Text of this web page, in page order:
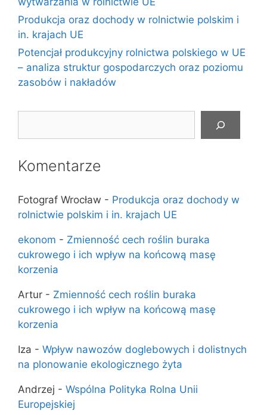
Produkcja oraz dochody w rolnictwie polskim i
in. krajach UE
Potencjał produkcyjny rolnictwa polskiego w UE
– analiza struktur gospodarczych oraz poziomu
zasobów i nakładów
Komentarze
Fotograf Wrocław - Produkcja oraz dochody w
rolnictwie polskim i in. krajach UE
ekonom - Zmienność cech roślin buraka
cukrowego i ich wpływ na końcową masę
korzenia
Artur - Zmienność cech roślin buraka
cukrowego i ich wpływ na końcową masę
korzenia
Iza - Wpływ nawozów doglebowych i dolistnych
na plonowanie ekologicznego żyta
Andrzej - Wspólna Polityka Rolna Unii
Europejskiej